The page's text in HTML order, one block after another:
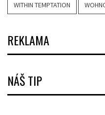
WITHIN TEMPTATION
REKLAMA
NÁŠ TIP